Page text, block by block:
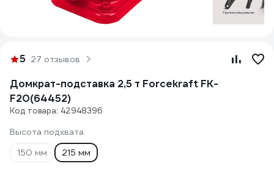
5 27 отзывов
Домкрат-подставка 2,5 т Forcekraft FK-
F20(64452)
Код товара: 42948396
Высота подхвата
150 мм
215 мм